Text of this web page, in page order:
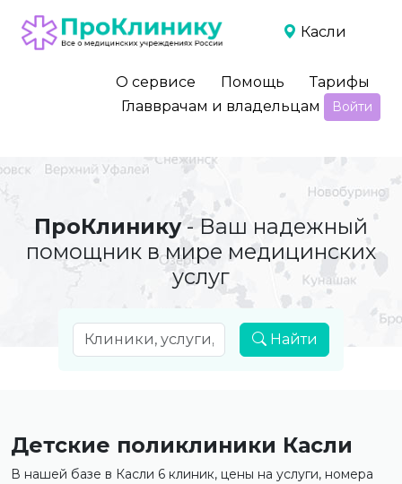
Касли
О сервисе Помощь
Тарифы
Главврачам и владельцам
Войти
ПроКлинику- Ваш надежный
помощник в мире медицинских
услуг
Найти
Детские поликлиники Касли
В нашей базе в Касли 6 клиник, цены на услуги, номера